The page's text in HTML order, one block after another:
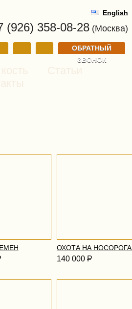
English
(926) 358-08-28 (Москва)
ОБРАТНЫЙ
ЗВОНОК
ОХОТА НА НОСОРОГА.
140 000 Р